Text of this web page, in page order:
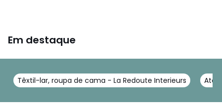
Em destaque
Têxtil-lar, roupa de cama - La Redoute Interieurs